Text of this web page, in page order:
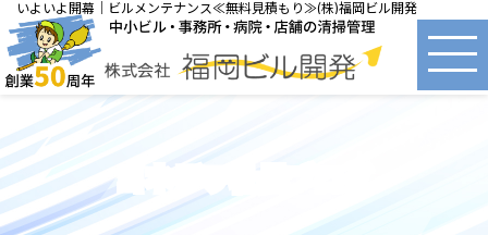
いよいよ開幕｜ビルメンテナンス≪無料見積もり≫(株)福岡ビル開発
ヨネザワ社長ブログ